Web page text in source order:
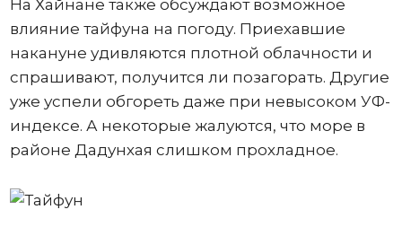
На Хайнане также обсуждают возможное
влияние тайфуна на погоду. Приехавшие
накануне удивляются плотной облачности и
спрашивают, получится ли позагорать. Другие
уже успели обгореть даже при невысоком УФ-
индексе. А некоторые жалуются, что море в
районе Дадунхая слишком прохладное.